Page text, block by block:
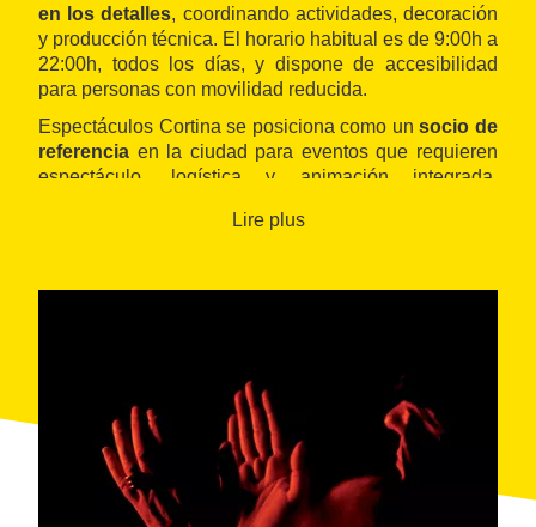
en los detalles, coordinando actividades, decoración
y producción técnica. El horario habitual es de 9:00h a
22:00h, todos los días, y dispone de accesibilidad
para personas con movilidad reducida.
Espectáculos Cortina se posiciona como unsocio de
referencia en la ciudad para eventos que requieren
espectáculo, logística y animación integrada,
Lire plus